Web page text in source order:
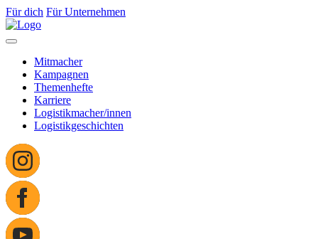
Für dich Für Unternehmen
Mitmacher
Kampagnen
Themenhefte
Karriere
Logistikmacher/innen
Logistikgeschichten